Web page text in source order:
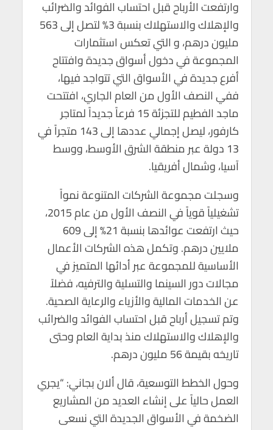
وارتفعت الأرباح قبل احتساب الفوائد والضرائب
والإهلاك والاستهلاك بنسبة 3% لتصل إلى 563
مليون درهم، و التي تعكس استثمارات
المجموعة في دخول أسواق جديدة وافتتاح
أفرع جديدة في الأسواق التي تتواجد فيها،
ففي النصف الأول من العام الجاري، افتتحت
ماجد الفطيم للتجزئة 15 فرعاً جديداً لمتاجر
كارفور، ليصل إجمالي عددها إلى 143 متجراً في
13 دولة عبر منطقة الشرق الأوسط، ووسط
آسيا، وشمال أفريقيا.
وسجلت مجموعة الشركات المتنوعة نمواً
تشغيلياً قوياً في النصف الأول من عام 2015،
حيث ارتفعت عوائدها بنسبة 21% إلى 609
ملايين درهم. وتكمل هذه الشركات الأعمال
الأساسية للمجموعة عبر أدائها المتميز في
مجالات دور السينما والتسلية والترفيه، فضلاً
عن الخدمات المالية والأزياء والرعاية الصحية.
وتم تسجيل أرباح قبل احتساب الفوائد والضرائب
والإهلاك والاستهلاك منذ بداية العام وحتى
تاريخه بقيمة 56 مليون درهم.
وحول الخطط التوسعية، قال ألان بجاني: “يجري
العمل حالياً على إنشاء العديد من المشاريع
الضخمة في الأسواق الجديدة التي نسعى